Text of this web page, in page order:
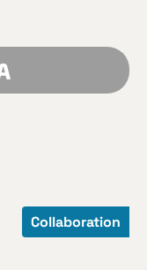
Collaboration